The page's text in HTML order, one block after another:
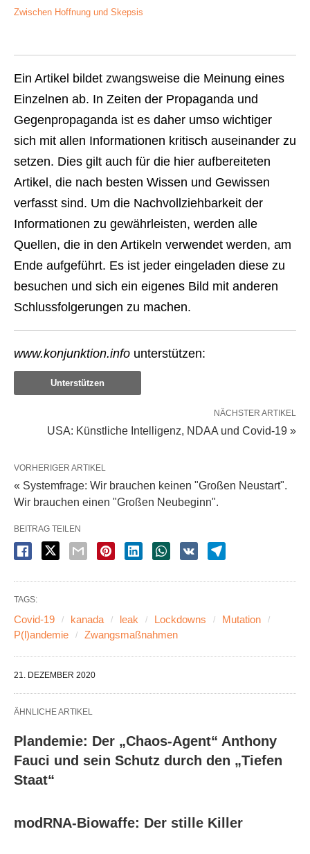
Zwischen Hoffnung und Skepsis
Ein Artikel bildet zwangsweise die Meinung eines
Einzelnen ab. In Zeiten der Propaganda und
Gegenpropaganda ist es daher umso wichtiger
sich mit allen Informationen kritisch auseinander zu
setzen. Dies gilt auch für die hier aufbereiteten
Artikel, die nach besten Wissen und Gewissen
verfasst sind. Um die Nachvollziehbarkeit der
Informationen zu gewährleisten, werden alle
Quellen, die in den Artikeln verwendet werden, am
Ende aufgeführt. Es ist jeder eingeladen diese zu
besuchen und sich ein eigenes Bild mit anderen
Schlussfolgerungen zu machen.
www.konjunktion.info unterstützen:
Unterstützen
NÄCHSTER ARTIKEL
USA: Künstliche Intelligenz, NDAA und Covid-19 »
VORHERIGER ARTIKEL
« Systemfrage: Wir brauchen keinen "Großen Neustart".
Wir brauchen einen "Großen Neubeginn".
BEITRAG TEILEN
TAGS:
Covid-19 kanada leak Lockdowns
Mutation
P(l)andemie
Zwangsmaßnahmen
21. DEZEMBER 2020
ÄHNLICHE ARTIKEL
Plandemie: Der „Chaos-Agent“ Anthony
Fauci und sein Schutz durch den „Tiefen
Staat“
modRNA-Biowaffe: Der stille Killer